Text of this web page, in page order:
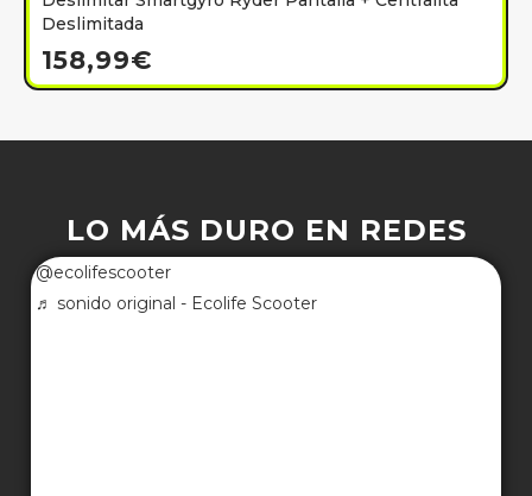
Deslimitada
158,99€
LO MÁS DURO EN REDES
@ecolifescooter
♬ sonido original - Ecolife Scooter